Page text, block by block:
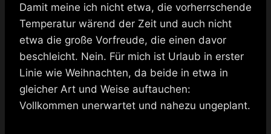
Damit meine ich nicht etwa, die vorherrschende
Temperatur wärend der Zeit und auch nicht
etwa die große Vorfreude, die einen davor
beschleicht. Nein. Für mich ist Urlaub in erster
Linie wie Weihnachten, da beide in etwa in
gleicher Art und Weise auftauchen:
Vollkommen unerwartet und nahezu ungeplant.